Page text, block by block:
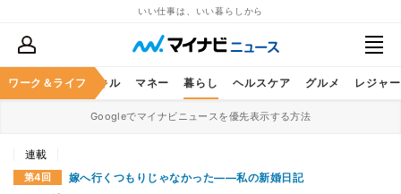
いい仕事は、いい暮らしから
ワーク＆ライフ
ア ビジネススキル マネー 暮らし ヘルスケア グルメ レジャー
Googleでマイナビニュースを優先表示する方法
連載
第4回 嫁へ行くつもりじゃなかった――私の新婚日記